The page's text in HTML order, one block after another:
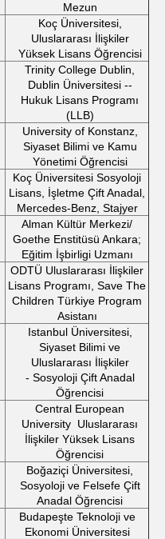
Mezun
Koç Üniversitesi,
Uluslararası İlişkiler
Yüksek Lisans Öğrencisi
Trinity College Dublin,
Dublin Üniversitesi --
Hukuk Lisans Programı
(LLB)
University of Konstanz,
Siyaset Bilimi ve Kamu
Yönetimi Öğrencisi
Koç Üniversitesi Sosyoloji
Lisans, İşletme Çift Anadal,
Mercedes-Benz, Stajyer
Alman Kültür Merkezi/
Goethe Enstitüsü Ankara;
Eğitim İşbirligi Uzmanı
ODTÜ Uluslararası İlişkiler
Lisans Programı, Save The
Children Türkiye Program
Asistanı
Istanbul Üniversitesi,
Siyaset Bilimi ve
Uluslararası İlişkiler
- Sosyoloji Çift Anadal
Öğrencisi
Central European
University Uluslararası
İlişkiler Yüksek Lisans
Öğrencisi
Boğaziçi Üniversitesi,
Sosyoloji ve Felsefe Çift
Anadal Öğrencisi
Budapeşte Teknoloji ve
Ekonomi Üniversitesi